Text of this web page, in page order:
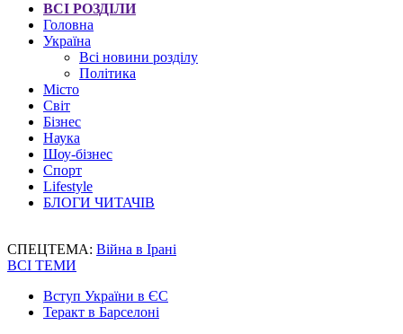
ВСІ РОЗДІЛИ
Головна
Україна
Всі новини розділу
Політика
Місто
Світ
Бізнес
Наука
Шоу-бізнес
Спорт
Lifestyle
БЛОГИ ЧИТАЧІВ
СПЕЦТЕМА: Війна в Ірані
ВСІ ТЕМИ
Вступ України в ЄС
Теракт в Барселоні